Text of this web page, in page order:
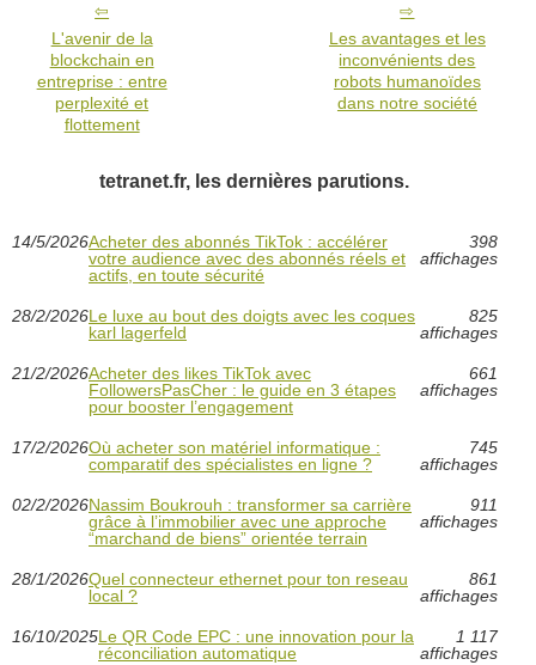
L'avenir de la
blockchain en
entreprise : entre
perplexité et
flottement
Les avantages et les
inconvénients des
robots humanoïdes
dans notre société
tetranet.fr, les dernières parutions.
14/5/2026Acheter des abonnés TikTok : accélérer
votre audience avec des abonnés réels et
actifs, en toute sécurité
398
affichages
28/2/2026Le luxe au bout des doigts avec les coques
karl lagerfeld
825
affichages
21/2/2026Acheter des likes TikTok avec
FollowersPasCher : le guide en 3 étapes
pour booster l’engagement
661
affichages
17/2/2026Où acheter son matériel informatique :
comparatif des spécialistes en ligne ?
745
affichages
02/2/2026Nassim Boukrouh : transformer sa carrière
grâce à l’immobilier avec une approche
“marchand de biens” orientée terrain
911
affichages
28/1/2026Quel connecteur ethernet pour ton reseau
local ?
861
affichages
16/10/2025Le QR Code EPC : une innovation pour la
réconciliation automatique
1 117
affichages